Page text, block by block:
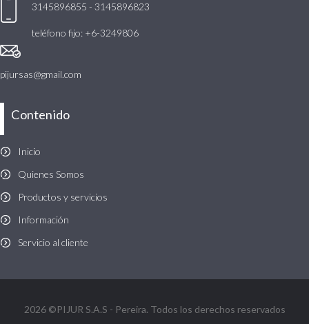
3145896855 - 3145896823
teléfono fijo: +6-3249806
pijursas@gmail.com
Contenido
Inicio
Quienes Somos
Productos y servicios
Información
Servicio al cliente
2026 ©PIJUR S.A.S - Pereira. Todos los derechos reservados